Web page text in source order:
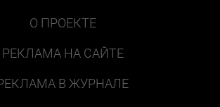
О ПРОЕКТЕ
РЕКЛАМА НА САЙТЕ
В ЖУРНАЛЕ